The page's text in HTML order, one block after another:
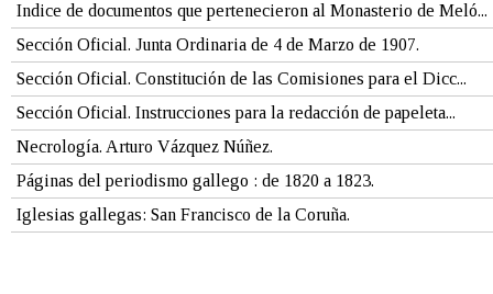
Indice de documentos que pertenecieron al Monasterio de Meló...
Sección Oficial. Junta Ordinaria de 4 de Marzo de 1907.
Sección Oficial. Constitución de las Comisiones para el Dicc...
Sección Oficial. Instrucciones para la redacción de papeleta...
Necrología. Arturo Vázquez Núñez.
Páginas del periodismo gallego : de 1820 a 1823.
Iglesias gallegas: San Francisco de la Coruña.